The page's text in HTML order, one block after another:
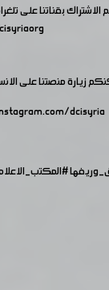
الاشتراك بقناتنا على
زيارة منصتنا على
dcisyria​